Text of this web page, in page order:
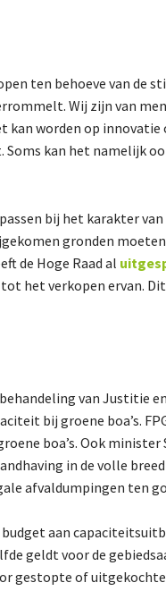
ten behoeve van de
Wij zijn van
worden op
kan het namelijk
bij het karakter
gronden
de Hoge Raad al
het verkopen ervan.
van Justitie
bij groene boa’s.
boa’s. Ook minister
in de volle
afvaldumpingen ten
aan
geldt voor de
gestopte of